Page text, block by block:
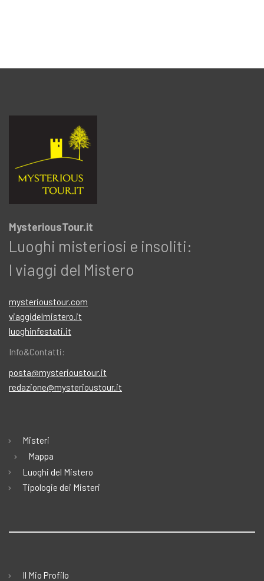
MysteriousTour.it
Luoghi misteriosi e insoliti:
I viaggi del Mistero
mysterioustour.com
viaggidelmistero.it
luoghinfestati.it
Info&Contatti:
posta@mysterioustour.it
redazione@mysterioustour.it
Misteri
Mappa
Luoghi del Mistero
Tipologie dei Misteri
Il Mio Profilo